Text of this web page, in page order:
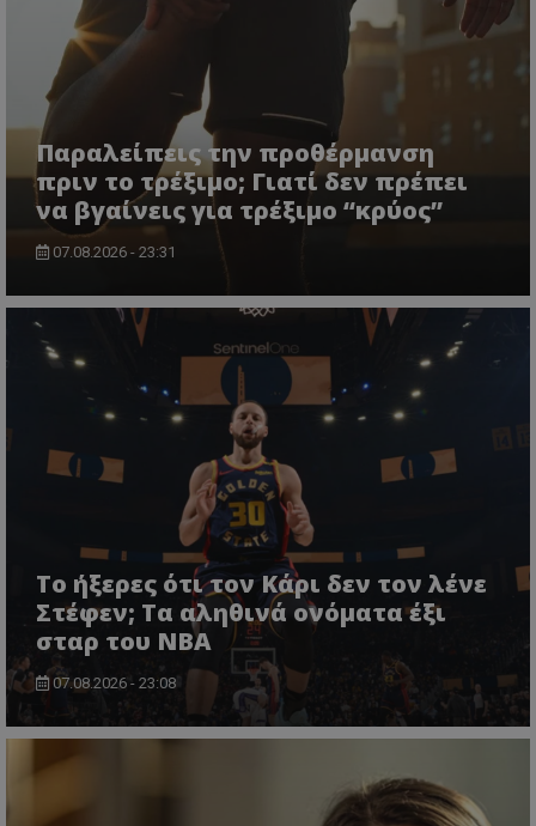
Παραλείπεις την προθέρμανση
πριν το τρέξιμο; Γιατί δεν πρέπει
να βγαίνεις για τρέξιμο “κρύος”
07.08.2026 - 23:31
Το ήξερες ότι τον Κάρι δεν τον λένε
Στέφεν; Τα αληθινά ονόματα έξι
σταρ του NBA
07.08.2026 - 23:08